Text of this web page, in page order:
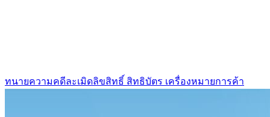
ทนายความคดีละเมิดลิขสิทธิ์ สิทธิบัตร เครื่องหมายการค้า